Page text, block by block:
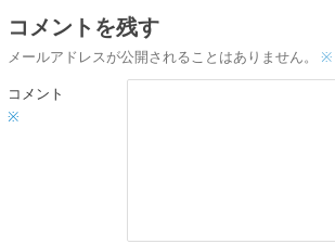
コメントを残す
メールアドレスが公開されることはありません。 ※
コメント
※